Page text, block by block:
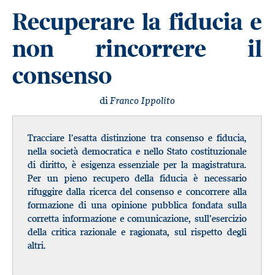
Recuperare la fiducia e
non rincorrere il
consenso
diFranco Ippolito
Tracciare l’esatta distinzione tra consenso e fiducia,
nella società democratica e nello Stato costituzionale
di diritto, è esigenza essenziale per la magistratura.
Per un pieno recupero della fiducia è necessario
rifuggire dalla ricerca del consenso e concorrere alla
formazione di una opinione pubblica fondata sulla
corretta informazione e comunicazione, sull’esercizio
della critica razionale e ragionata, sul rispetto degli
altri.